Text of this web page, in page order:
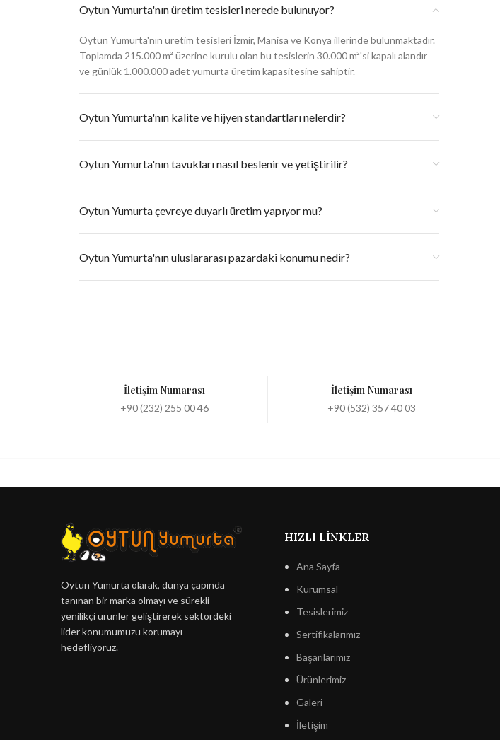
Oytun Yumurta'nın üretim tesisleri nerede bulunuyor?
Oytun Yumurta'nın üretim tesisleri İzmir, Manisa ve Konya illerinde bulunmaktadır.
Toplamda 215.000 m² üzerine kurulu olan bu tesislerin 30.000 m²'si kapalı alandır
ve günlük 1.000.000 adet yumurta üretim kapasitesine sahiptir.
Oytun Yumurta'nın kalite ve hijyen standartları nelerdir?
Oytun Yumurta'nın tavukları nasıl beslenir ve yetiştirilir?
Oytun Yumurta çevreye duyarlı üretim yapıyor mu?
Oytun Yumurta'nın uluslararası pazardaki konumu nedir?
İletişim Numarası
+90 (232) 255 00 46
İletişim Numarası
+90 (532) 357 40 03
Oytun Yumurta olarak, dünya çapında
tanınan bir marka olmayı ve sürekli
yenilikçi ürünler geliştirerek sektördeki
lider konumumuzu korumayı
hedefliyoruz.
HIZLI LINKLER
Ana Sayfa
Kurumsal
Tesislerimiz
Sertifikalarımız
Başarılarımız
Ürünlerimiz
Galeri
İletişim